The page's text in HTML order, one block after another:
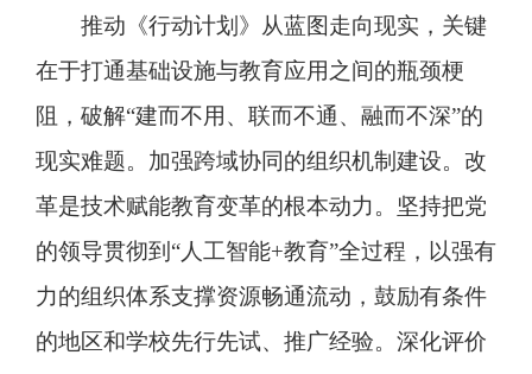
推动《行动计划》从蓝图走向现实，关键
在于打通基础设施与教育应用之间的瓶颈梗
阻，破解“建而不用、联而不通、融而不深”的
现实难题。加强跨域协同的组织机制建设。改
革是技术赋能教育变革的根本动力。坚持把党
的领导贯彻到“人工智能+教育”全过程，以强有
力的组织体系支撑资源畅通流动，鼓励有条件
的地区和学校先行先试、推广经验。深化评价